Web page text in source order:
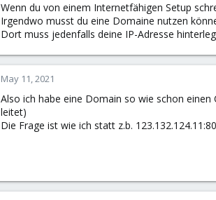
Wenn du von einem Internetfähigen Setup
Irgendwo musst du eine Domaine nutzen
Dort muss jedenfalls deine IP-Adresse
May 11, 2021
Also ich habe eine Domain so wie schon
leitet)
Die Frage ist wie ich statt z.b.